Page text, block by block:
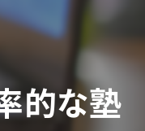
的な塾